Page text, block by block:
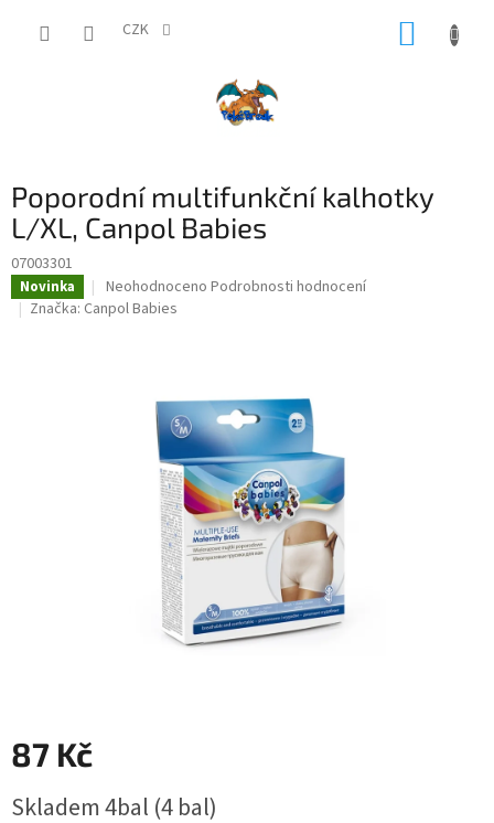
CZK
Poporodní multifunkční kalhotky
L/XL, Canpol Babies
07003301
Novinka
Průměrné
hodnocení
hvězdiček.
Neohodnoceno Podrobnosti hodnocení
Značka: Canpol Babies
87 Kč
cena:
Skladem 4bal (4 bal)